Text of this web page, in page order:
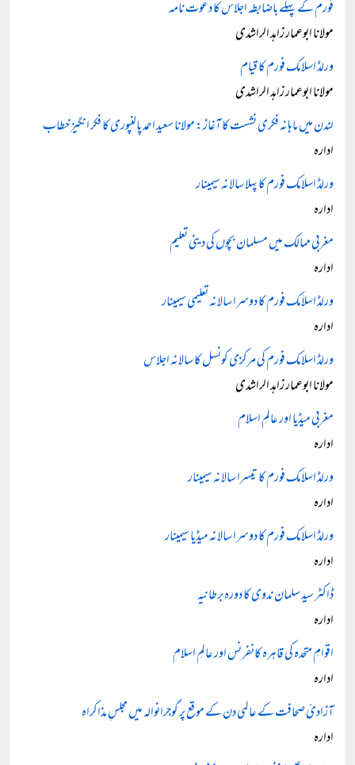
فورم کے پہلے باضابطہ اجلاس کا دعوت نامہ
مولانا ابوعمار زاہد الراشدی
ورلڈ اسلامک فورم کا قیام
مولانا ابوعمار زاہد الراشدی
لندن میں ماہانہ فکری نشست کا آغاز: مولانا سعید احمد پالنپوری کا فکر انگیز خطاب
ادارہ
ورلڈ اسلامک فورم کا پہلا سالانہ سیمینار
ادارہ
مغربی ممالک میں مسلمان بچوں کی دینی تعلیم
ادارہ
ورلڈ اسلامک فورم کا دوسرا سالانہ تعلیمی سیمینار
ادارہ
ورلڈ اسلامک فورم کی مرکزی کونسل کا سالانہ اجلاس
مولانا ابوعمار زاہد الراشدی
مغربی میڈیا اور عالمِ اسلام
ادارہ
ورلڈ اسلامک فورم کا تیسرا سالانہ سیمینار
ادارہ
ورلڈ اسلامک فورم کا دوسرا سالانہ میڈیا سیمینار
ادارہ
ڈاکٹر سید سلمان ندوی کا دورہ برطانیہ
ادارہ
اقوامِ متحدہ کی قاہرہ کانفرنس اور عالمِ اسلام
ادارہ
آزادیٔ صحافت کے عالمی دن کے موقع پر گوجرانوالہ میں مجلسِ مذاکراہ
ادارہ